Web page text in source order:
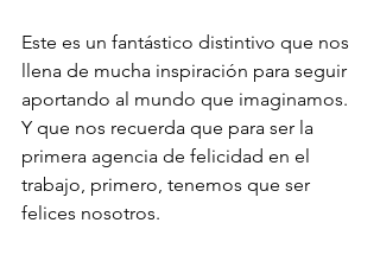
Este es un fantástico distintivo que nos
llena de mucha inspiración para seguir
aportando al mundo que imaginamos.
Y que nos recuerda que para ser la
primera agencia de felicidad en el
trabajo, primero, tenemos que ser
felices nosotros.